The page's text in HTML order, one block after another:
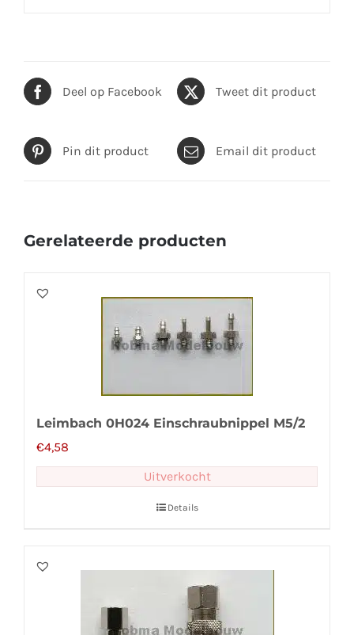
Deel op Facebook Tweet dit product
Pin dit product Email dit product
Gerelateerde producten
Leimbach 0H024 Einschraubnippel M5/2
€4,58
Uitverkocht
Details